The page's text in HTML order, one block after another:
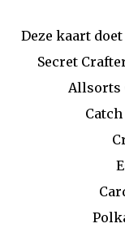
Deze kaart
Secret
Allsorts